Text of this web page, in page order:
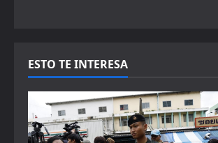
ESTO TE INTERESA